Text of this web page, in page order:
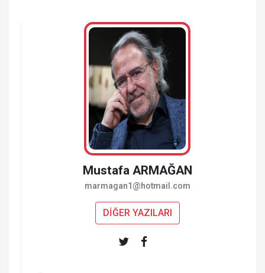
Mustafa ARMAĞAN
marmagan1@hotmail.com
DİĞER YAZILARI